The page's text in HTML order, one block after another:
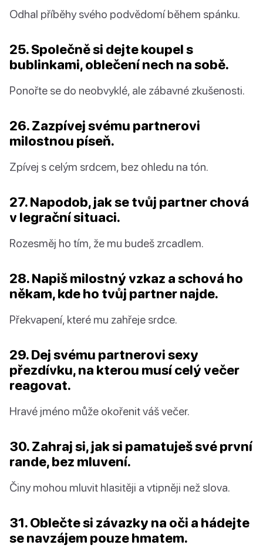
Odhal příběhy svého podvědomí během spánku.
25. Společně si dejte koupel s
bublinkami, oblečení nech na sobě.
Ponořte se do neobvyklé, ale zábavné zkušenosti.
26. Zazpívej svému partnerovi
milostnou píseň.
Zpívej s celým srdcem, bez ohledu na tón.
27. Napodob, jak se tvůj partner chová
v legrační situaci.
Rozesměj ho tím, že mu budeš zrcadlem.
28. Napiš milostný vzkaz a schová ho
někam, kde ho tvůj partner najde.
Překvapení, které mu zahřeje srdce.
29. Dej svému partnerovi sexy
přezdívku, na kterou musí celý večer
reagovat.
Hravé jméno může okořenit váš večer.
30. Zahraj si, jak si pamatuješ své první
rande, bez mluvení.
Činy mohou mluvit hlasitěji a vtipněji než slova.
31. Oblečte si závazky na oči a hádejte
se navzájem pouze hmatem.